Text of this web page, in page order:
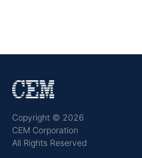
Copyright © 2026
CEM Corporation
All Rights Reserved